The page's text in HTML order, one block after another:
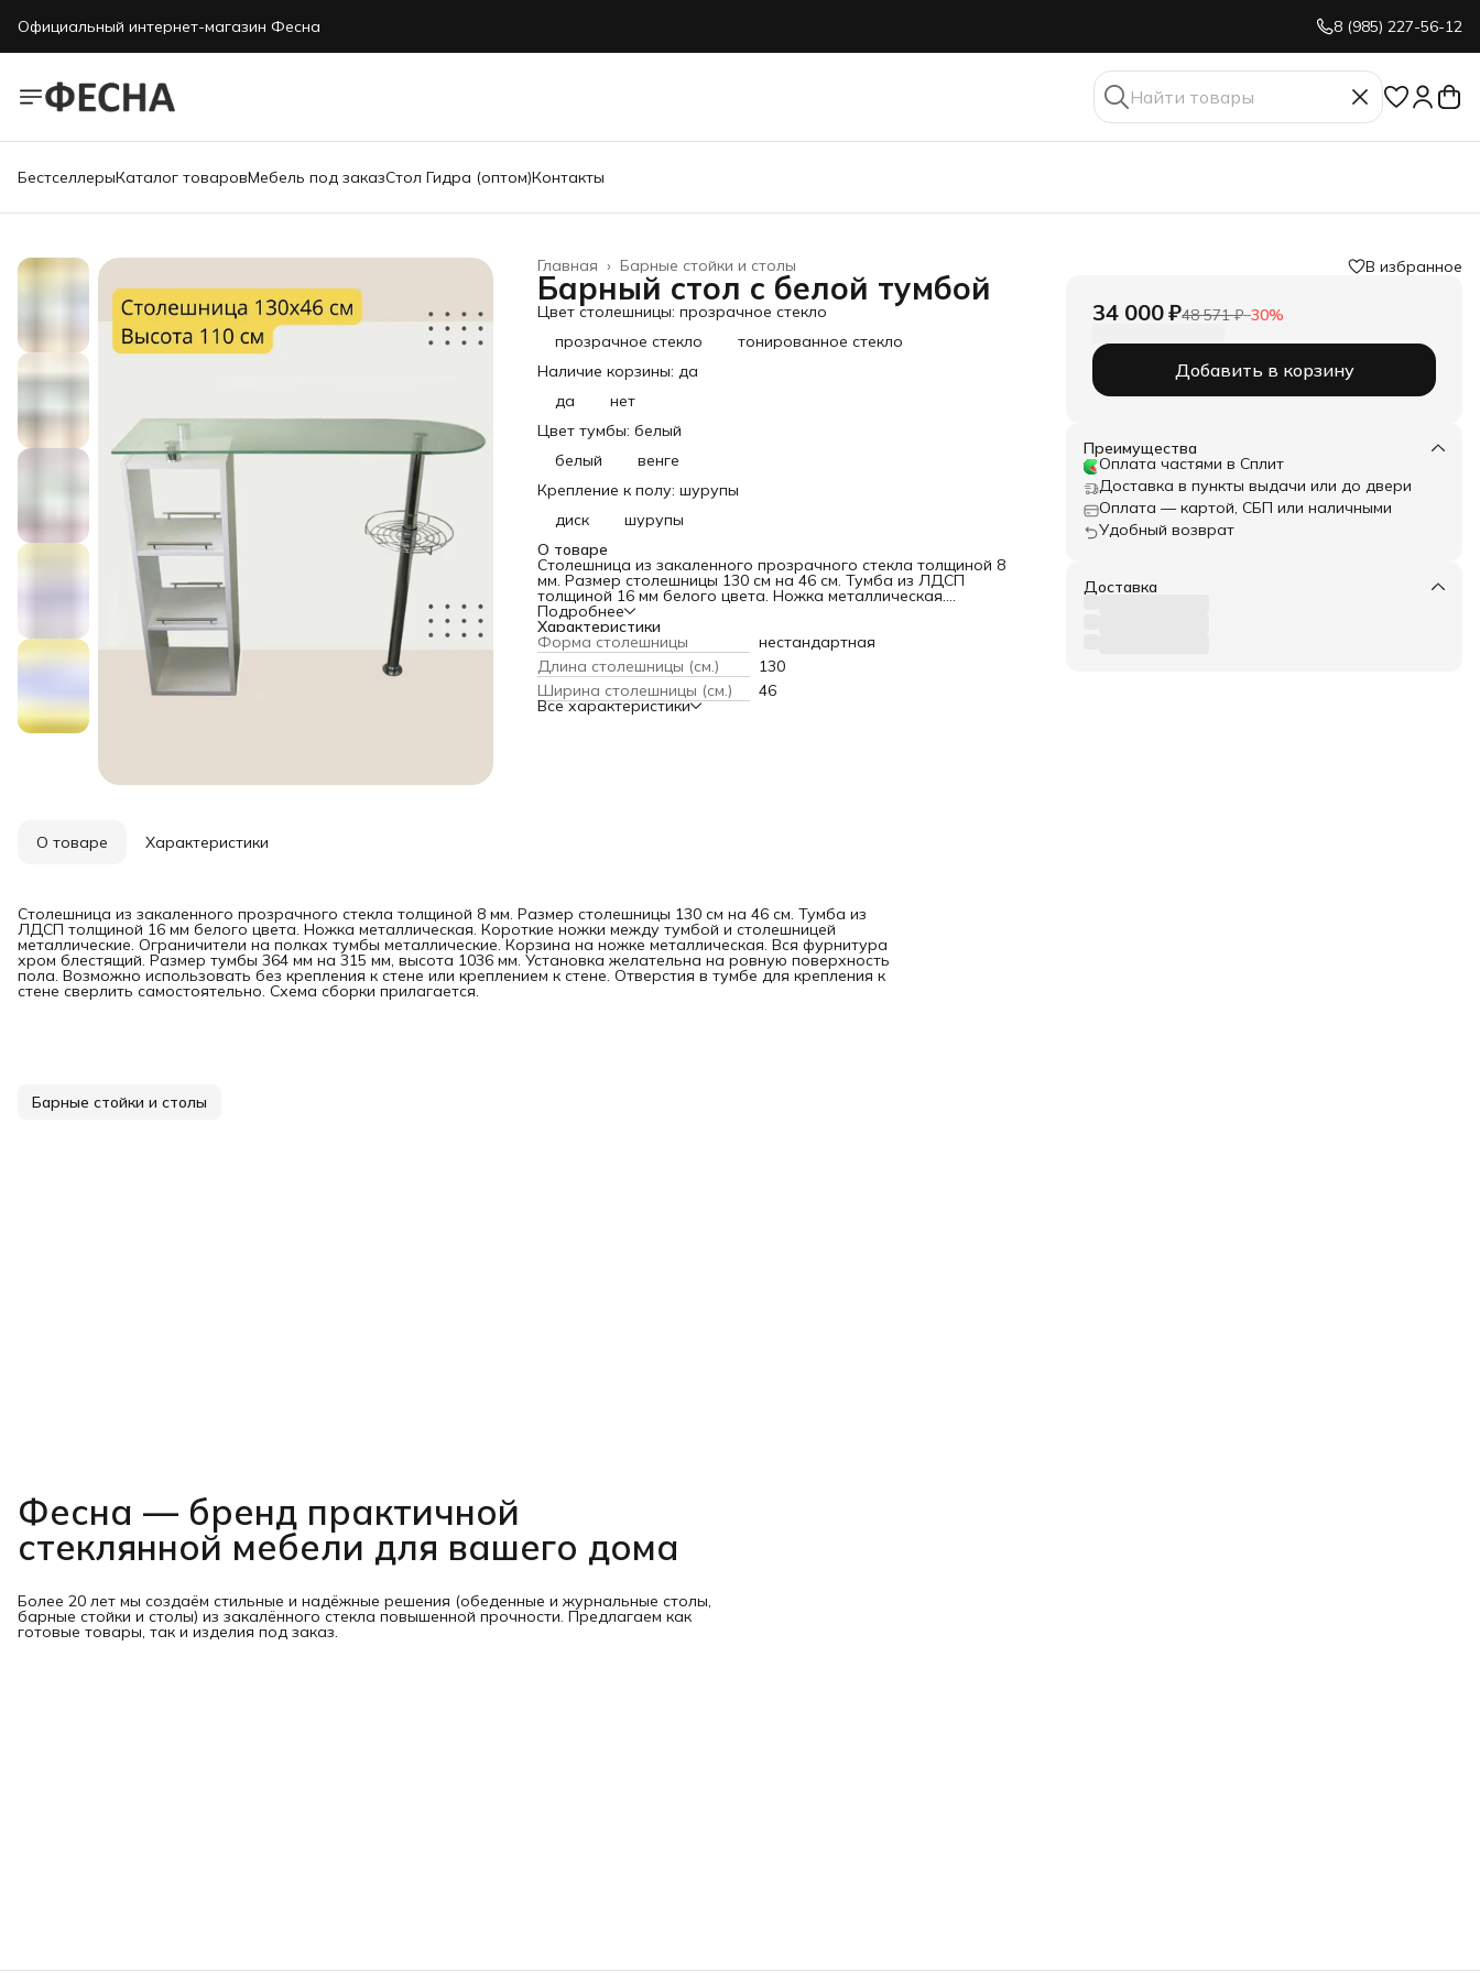
Официальный интернет-магазин Фесна 8 (985) 227-56-12
БестселлерыКаталог товаровМебель под заказСтол Гидра (оптом)Контакты
Барные стойки и столы
Главная ›
Барный стол с белой тумбой
Цвет столешницы: прозрачное стекло
прозрачное стекло
тонированное стекло
Наличие корзины: да
да
нет
Цвет тумбы: белый
белый
венге
Крепление к полу: шурупы
диск
шурупы
О товаре
Столешница из закаленного прозрачного стекла толщиной 8
мм. Размер столешницы 130 см на 46 см. Тумба из ЛДСП
толщиной 16 мм белого цвета. Ножка металлическая.
Короткие ножки между тумбой и столешницей металлические.
Ограничители на полках тумбы металлические. Корзина на
ножке металлическая. Вся фурнитура хром блестящий. Размер
тумбы 364 мм на 315 мм, высота 1036 мм. Установка
желательна на ровную поверхность пола. Возможно
использовать без крепления к стене или креплением к стене.
Отверстия в тумбе для крепления к стене сверлить
самостоятельно. Схема сборки прилагается.
Подробнее
Характеристики
Форма столешницы
нестандартная
Длина столешницы (см.)
130
Ширина столешницы (см.)
46
Все характеристики
В избранное
34 000 ₽48 571 ₽−30%
Добавить в корзину
Преимущества
Оплата частями в Сплит
Доставка в пункты выдачи или до двери
Оплата — картой, СБП или наличными
Удобный возврат
Доставка
О товаре Характеристики
Столешница из закаленного прозрачного стекла толщиной 8 мм. Размер столешницы 130 см на 46 см. Тумба из
ЛДСП толщиной 16 мм белого цвета. Ножка металлическая. Короткие ножки между тумбой и столешницей
металлические. Ограничители на полках тумбы металлические. Корзина на ножке металлическая. Вся фурнитура
хром блестящий. Размер тумбы 364 мм на 315 мм, высота 1036 мм. Установка желательна на ровную поверхность
пола. Возможно использовать без крепления к стене или креплением к стене. Отверстия в тумбе для крепления к
стене сверлить самостоятельно. Схема сборки прилагается.
Барные стойки и столы
Фесна — бренд практичной
стеклянной мебели для вашего дома
Более 20 лет мы создаём стильные и надёжные решения (обеденные и журнальные столы,
барные стойки и столы) из закалённого стекла повышенной прочности. Предлагаем как
готовые товары, так и изделия под заказ.